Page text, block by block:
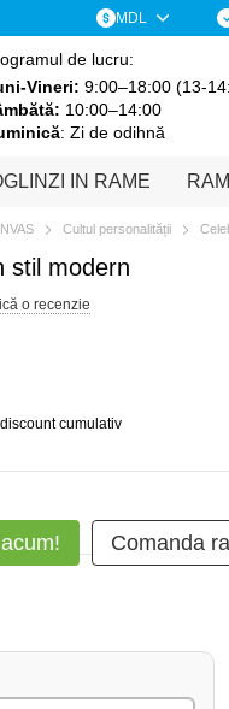
MDL
de lucru:
Vineri: 9:00–18:00 (13-
10:00–14:00
: Zi de odihnă
IN RAME
Cultul personalității
stil modern
o recenzie
cumulativ
Comanda